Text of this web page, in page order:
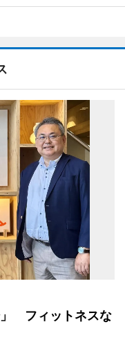
」 フィットネスな